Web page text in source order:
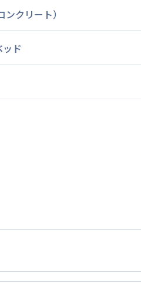
ンクリート）
ド
が含まれて表示されています。